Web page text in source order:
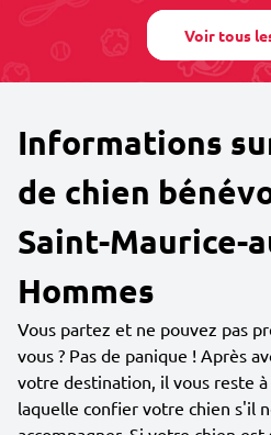
Voir tous
Informations
de chien
Saint-Maurice-
Hommes
Vous partez et ne pouvez pas
vous ? Pas de panique ! Après
votre destination, il vous reste
laquelle confier votre chien s'il